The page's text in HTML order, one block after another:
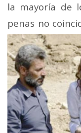
la mayoría de
penas no